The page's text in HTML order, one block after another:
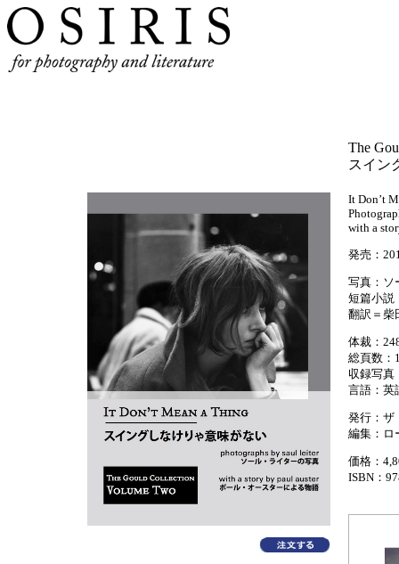
The
スイン
It Don’t
with a
発売：
写真：ソ
短篇小説
翻訳＝柴
体裁：
総頁数：
収録写真
言語：英
発行：ザ
編集：ロ
価格：
ISBN：